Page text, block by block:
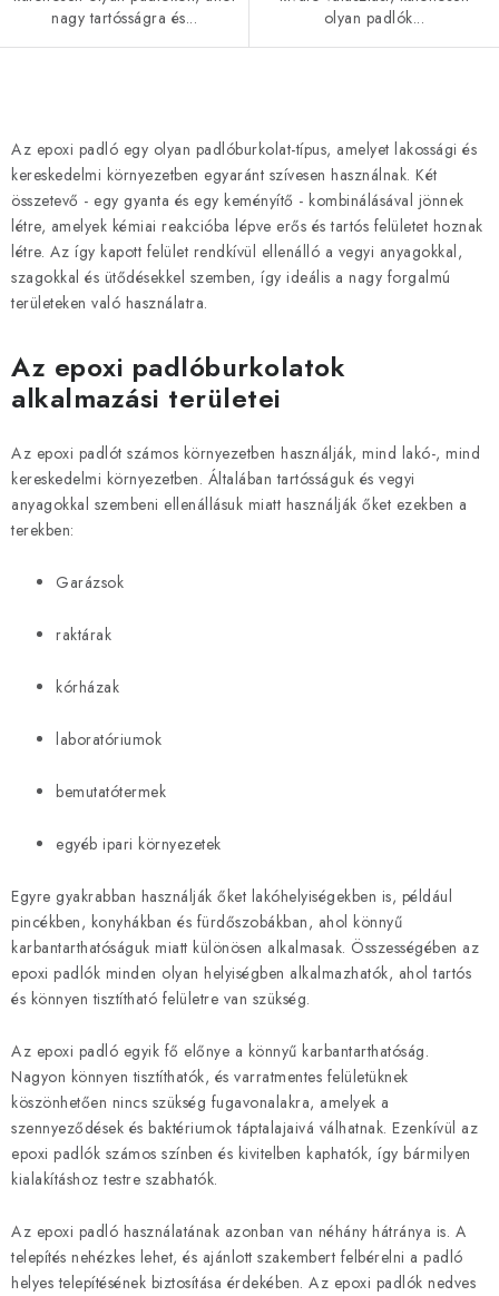
nagy tartósságra és...
olyan padlók...
i
s
t
a
i
r
á
y
í
á
s
e
Az epoxi padló egy olyan padlóburkolat-típus, amelyet lakossági és
kereskedelmi környezetben egyaránt szívesen használnak. Két
összetevő - egy gyanta és egy keményítő - kombinálásával jönnek
létre, amelyek kémiai reakcióba lépve erős és tartós felületet hoznak
létre. Az így kapott felület rendkívül ellenálló a vegyi anyagokkal,
szagokkal és ütődésekkel szemben, így ideális a nagy forgalmú
területeken való használatra.
Az epoxi padlóburkolatok
alkalmazási területei
Az epoxi padlót számos környezetben használják, mind lakó-, mind
kereskedelmi környezetben. Általában tartósságuk és vegyi
anyagokkal szembeni ellenállásuk miatt használják őket ezekben a
terekben:
Garázsok
raktárak
kórházak
laboratóriumok
bemutatótermek
egyéb ipari környezetek
Egyre gyakrabban használják őket lakóhelyiségekben is, például
pincékben, konyhákban és fürdőszobákban, ahol könnyű
karbantarthatóságuk miatt különösen alkalmasak. Összességében az
epoxi padlók minden olyan helyiségben alkalmazhatók, ahol tartós
és könnyen tisztítható felületre van szükség.
Az epoxi padló egyik fő előnye a könnyű karbantarthatóság.
Nagyon könnyen tisztíthatók, és varratmentes felületüknek
köszönhetően nincs szükség fugavonalakra, amelyek a
szennyeződések és baktériumok táptalajaivá válhatnak. Ezenkívül az
epoxi padlók számos színben és kivitelben kaphatók, így bármilyen
kialakításhoz testre szabhatók.
Az epoxi padló használatának azonban van néhány hátránya is. A
telepítés nehézkes lehet, és ajánlott szakembert felbérelni a padló
helyes telepítésének biztosítása érdekében. Az epoxi padlók nedves